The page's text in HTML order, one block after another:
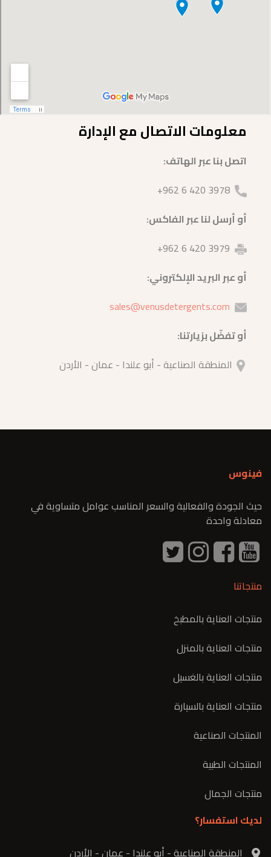
معلومات الاتصال مع الإدارة
اتصل بنا عبر الهاتف:
أو أرسل لنا عبر الفاكس:
أو عبر البريد الإلكتروني:
sales@venusdetergents.com
أو تفضّل بزيارتنا:
المنطقة الصناعية - أبو علندا - عمان - الأردن
فينوس
حيث الجودة والفعالية والسعر المناسب عوامل متساوية في
معادلة واحدة
منتجاتنا
منتجات العناية بالمطبخ
منتجات العناية بالمنزل
منتجات العناية بالغسيل
منتجات العناية بالسيارة
المنتجات الصناعية
المنتجات الطبية
منتجات الجمال
لديك استفسار؟
المنطقة الصناعية - أبو علندا - عمان - الأردن